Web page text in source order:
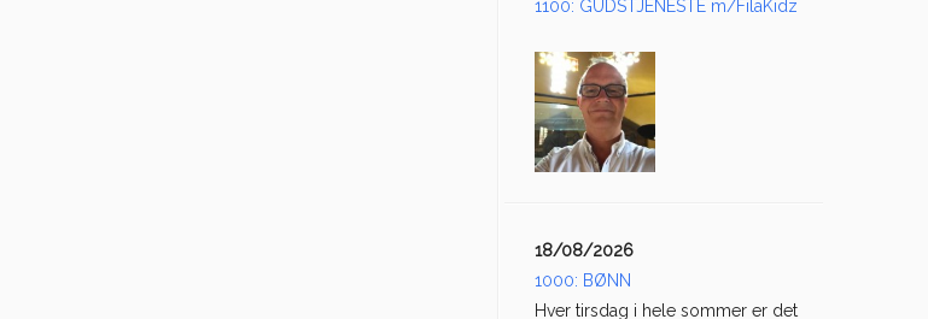
1100: GUDSTJENESTE m/FilaKidz
18/08/2026
1000: BØNN
Hver tirsdag i hele sommer er det